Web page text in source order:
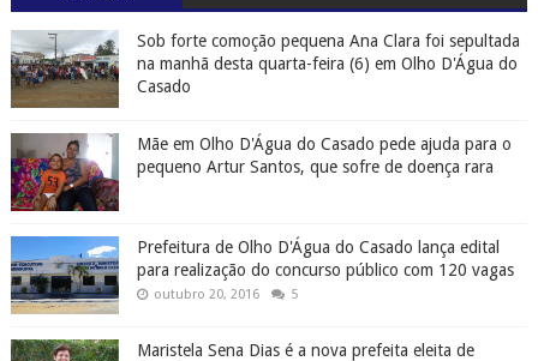
Sob forte comoção pequena Ana Clara foi sepultada
na manhã desta quarta-feira (6) em Olho D'Água do
Casado
Mãe em Olho D'Água do Casado pede ajuda para o
pequeno Artur Santos, que sofre de doença rara
Prefeitura de Olho D'Água do Casado lança edital
para realização do concurso público com 120 vagas
outubro 20, 2016 5
Maristela Sena Dias é a nova prefeita eleita de